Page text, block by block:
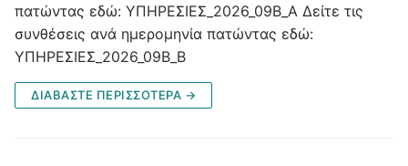
πατώντας εδώ: ΥΠΗΡΕΣΙΕΣ_2026_09Β_Α Δείτε τις
συνθέσεις ανά ημερομηνία πατώντας εδώ:
ΥΠΗΡΕΣΙΕΣ_2026_09Β_Β
ΔΙΑΒΑΣΤΕ ΠΕΡΙΣΣΟΤΕΡΑ →